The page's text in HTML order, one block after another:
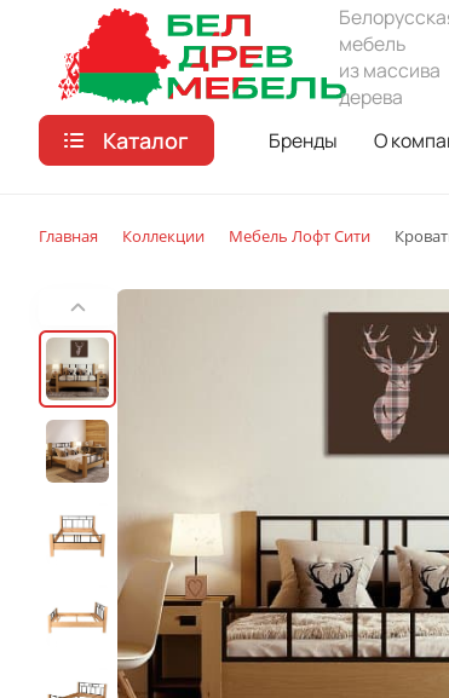
мебель
из массива
дерева
Каталог Бренды О
Главная Коллекции Мебель Лофт Сити